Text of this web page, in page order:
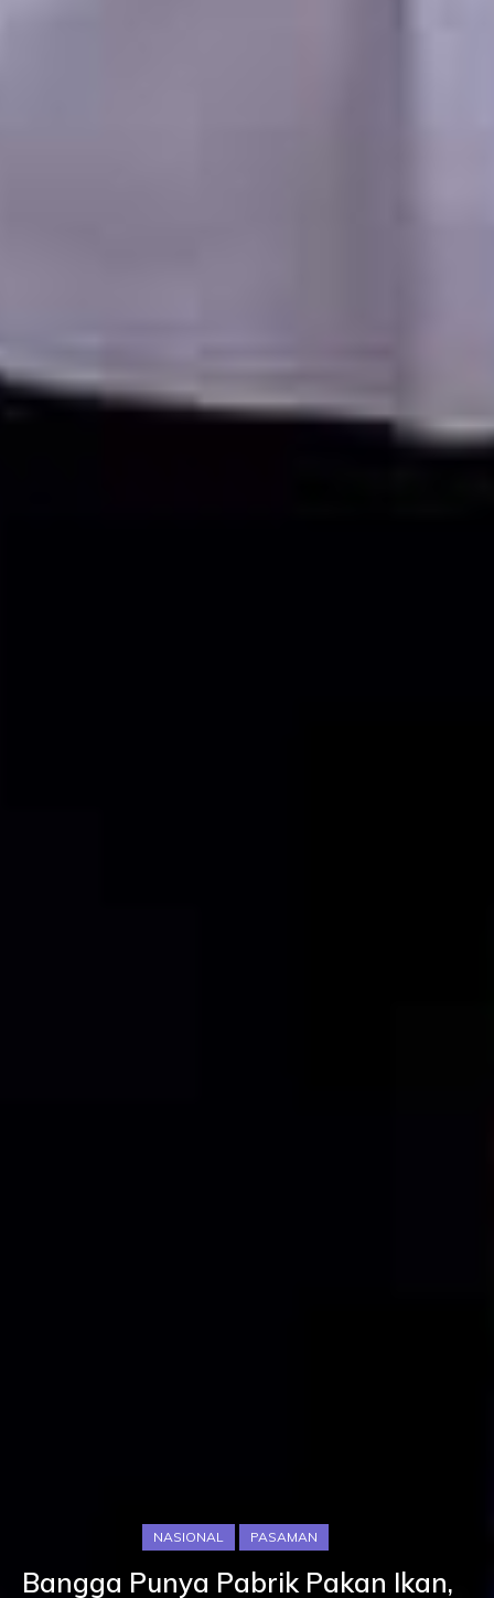
NASIONAL PASAMAN
Bangga Punya Pabrik Pakan Ikan,